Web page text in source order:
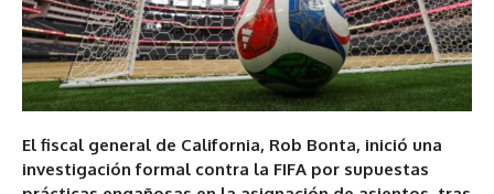
El fiscal general de California, Rob Bonta, inició una
investigación formal contra la FIFA por supuestas